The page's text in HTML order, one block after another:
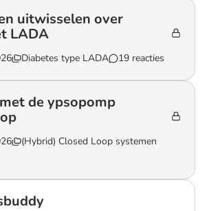
uitwisselen over
LADA
Diabetes type LADA
19 reacties
`Ervaringen uitwisselen over leven met LADA`
de ypsopomp
(Hybrid) Closed Loop systemen